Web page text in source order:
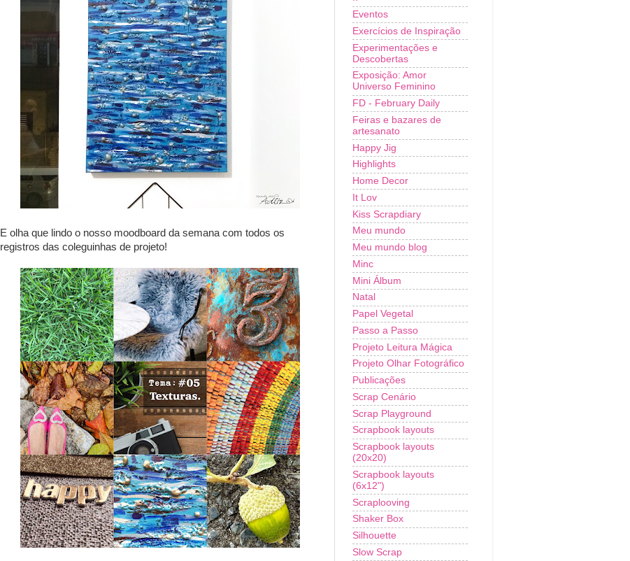
E olha que lindo o nosso moodboard da semana com todos os
registros das coleguinhas de projeto!
Eventos
Exercícios de Inspiração
Experimentações e
Descobertas
Exposição: Amor
Universo Feminino
FD - February Daily
Feiras e bazares de
artesanato
Happy Jig
Highlights
Home Decor
It Lov
Kiss Scrapdiary
Meu mundo
Meu mundo blog
Minc
Mini Álbum
Natal
Papel Vegetal
Passo a Passo
Projeto Leitura Mágica
Projeto Olhar Fotográfico
Publicações
Scrap Cenário
Scrap Playground
Scrapbook layouts
Scrapbook layouts
(20x20)
Scrapbook layouts
(6x12")
Scraplooving
Shaker Box
Silhouette
Slow Scrap